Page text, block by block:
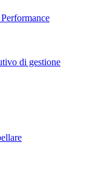
di gestione